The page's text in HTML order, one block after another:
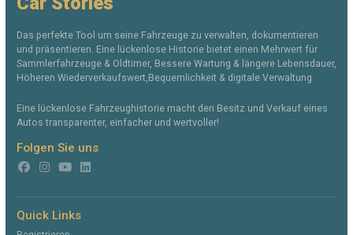
Das perfekte Tool um seine Fahrzeuge zu verwalten, dokumentieren
und präsentieren. Eine lückenlose Historie bietet einen Mehrwert für
Sammlerfahrzeuge & Oldtimer, Bessere Wartung & längere Lebensdauer,
Höheren Wiederverkaufswert,Bequemlichkeit & digitale Verwaltung
Eine lückenlose Fahrzeughistorie macht den Besitz und Verkauf eines
Autos transparenter, einfacher und wertvoller!
Folgen Sie uns
Quick Links